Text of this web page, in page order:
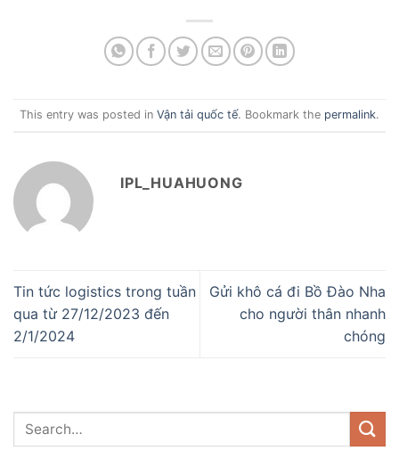
This entry was posted in Vận tải quốc tế. Bookmark the permalink.
IPL_HUAHUONG
Tin tức logistics trong tuần
qua từ 27/12/2023 đến
2/1/2024
Gửi khô cá đi Bồ Đào Nha
cho người thân nhanh
chóng